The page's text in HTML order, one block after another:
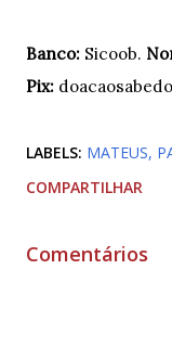
Banco: Sicoob.
Pix:
LABELS: MATEUS
COMPARTILHAR
Comentários